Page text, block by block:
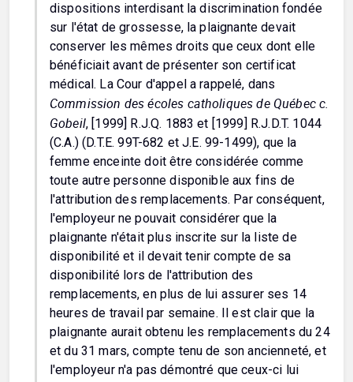
dispositions interdisant la discrimination fondée
sur l'état de grossesse, la plaignante devait
conserver les mêmes droits que ceux dont elle
bénéficiait avant de présenter son certificat
médical. La Cour d'appel a rappelé, dans
Commission des écoles catholiques de Québec c.
Gobeil, [1999] R.J.Q. 1883 et [1999] R.J.D.T. 1044
(C.A.) (D.T.E. 99T-682 et J.E. 99-1499), que la
femme enceinte doit être considérée comme
toute autre personne disponible aux fins de
l'attribution des remplacements. Par conséquent,
l'employeur ne pouvait considérer que la
plaignante n'était plus inscrite sur la liste de
disponibilité et il devait tenir compte de sa
disponibilité lors de l'attribution des
remplacements, en plus de lui assurer ses 14
heures de travail par semaine. Il est clair que la
plaignante aurait obtenu les remplacements du 24
et du 31 mars, compte tenu de son ancienneté, et
l'employeur n'a pas démontré que ceux-ci lui